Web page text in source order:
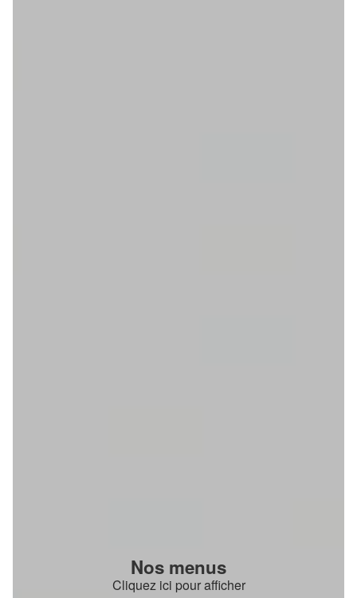
Nos menus
Cliquez ici pour afficher